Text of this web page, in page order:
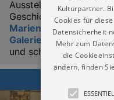
Ausstellungen für
Geschichte zum
Marienberg-
Galerie Die Hütte
und schnell. Jetzt hier
Kulturpartner.
Cookies für
Datensicherheit
Mehr zum
die
ändern, finden